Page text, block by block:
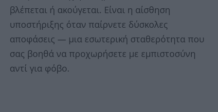
βλέπεται ή ακούγεται. Είναι η αίσθηση
υποστήριξης όταν παίρνετε δύσκολες
αποφάσεις — μια εσωτερική σταθερότητα που
σας βοηθά να προχωρήσετε με εμπιστοσύνη
αντί για φόβο.